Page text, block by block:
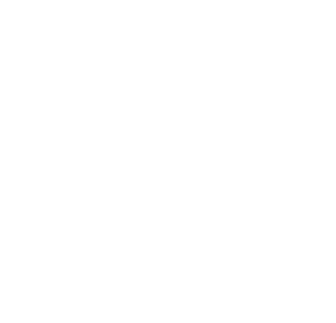
sowie Art und Zweck von deren
werden durch den auf Ihrem Endgerät zum
Diese Informationen werden temporär in
bis zur automatisierten Löschung gespeichert:
Rechners sowie